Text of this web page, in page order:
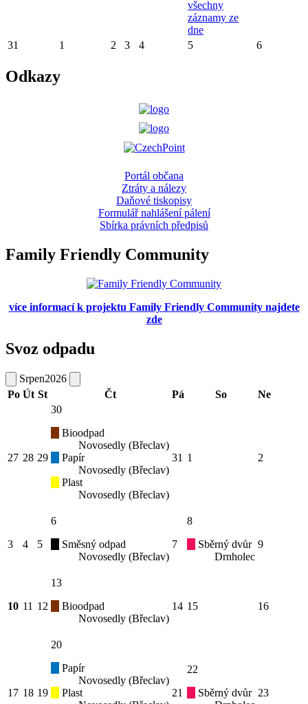
všechny
záznamy ze
dne
31 1 2 3 4 5 6
Odkazy
Portál občana
Ztráty a nálezy
Daňové tiskopisy
Formulář nahlášení pálení
Sbírka právních předpisů
Family Friendly Community
více informací k projektu Family Friendly Community najdete
zde
Svoz odpadu
Srpen2026
Po Út St Čt Pá So Ne
27 28 29
30
Bioodpad
Novosedly (Břeclav)
Papír
Novosedly (Břeclav)
Plast
Novosedly (Břeclav)
31 1 2
3 4 5
6
Směsný odpad
Novosedly (Břeclav)
7
8
Sběrný dvůr
Drnholec
9
10 11 12
13
Bioodpad
Novosedly (Břeclav)
14 15 16
17 18 19
20
Papír
Novosedly (Břeclav)
Plast
21
22
Sběrný dvůr 23